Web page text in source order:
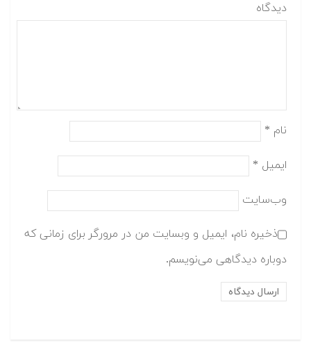
دیدگاه
نام *
ایمیل *
وب‌سایت
ذخیره نام، ایمیل و وبسایت من در مرورگر برای زمانی که
دوباره دیدگاهی می‌نویسم.